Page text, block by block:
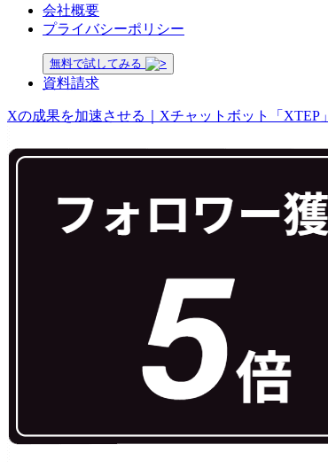
会社概要
プライバシーポリシー
無料で試してみる
資料請求
Xの成果を加速させる｜Xチャットボット「XTEP」